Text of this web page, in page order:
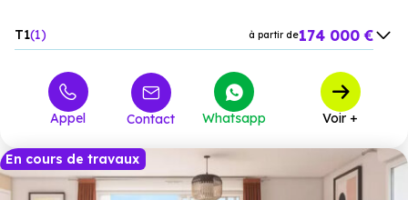
T1 1 à partir de174 000 €
Appel Contact Whatsapp Voir +
En cours de travaux